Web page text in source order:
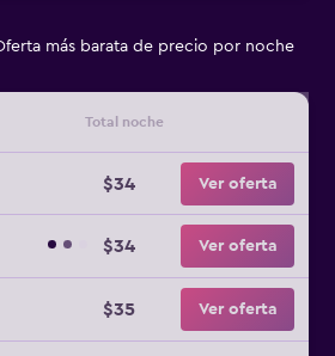
más barata de precio por noche
Total noche
$34 Ver oferta
$34 Ver oferta
$35 Ver oferta